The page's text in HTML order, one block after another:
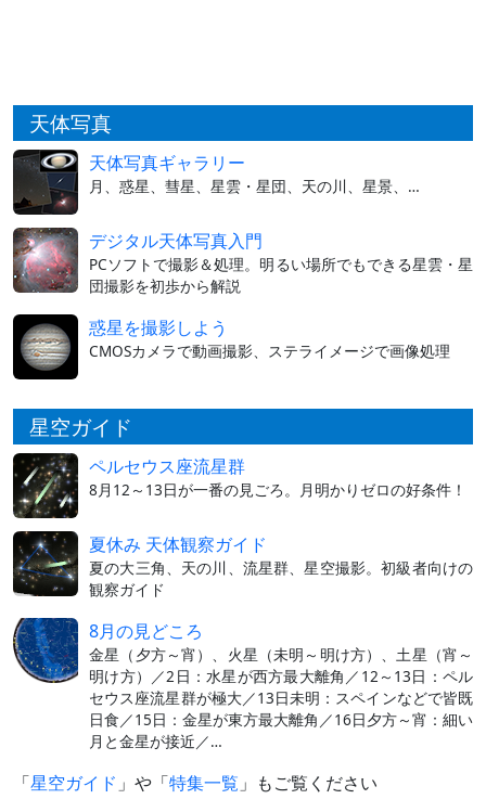
天体写真
天体写真ギャラリー
月、惑星、彗星、星雲・星団、天の川、星景、…
デジタル天体写真入門
PCソフトで撮影＆処理。明るい場所でもできる星雲・星
団撮影を初歩から解説
惑星を撮影しよう
CMOSカメラで動画撮影、ステライメージで画像処理
星空ガイド
ペルセウス座流星群
8月12～13日が一番の見ごろ。月明かりゼロの好条件！
夏休み 天体観察ガイド
夏の大三角、天の川、流星群、星空撮影。初級者向けの
観察ガイド
8月の見どころ
金星（夕方～宵）、火星（未明～明け方）、土星（宵～
明け方）／2日：水星が西方最大離角／12～13日：ペル
セウス座流星群が極大／13日未明：スペインなどで皆既
日食／15日：金星が東方最大離角／16日夕方～宵：細い
月と金星が接近／…
「星空ガイド 」や「特集一覧 」もご覧ください